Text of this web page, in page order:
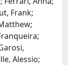
Frank;
Alessio;